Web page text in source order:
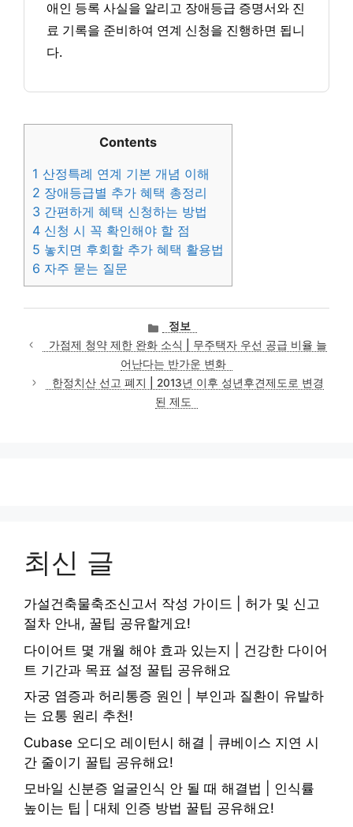
애인 등록 사실을 알리고 장애등급 증명서와 진
료 기록을 준비하여 연계 신청을 진행하면 됩니
다.
Contents
1 산정특례 연계 기본 개념 이해
2 장애등급별 추가 혜택 총정리
3 간편하게 혜택 신청하는 방법
4 신청 시 꼭 확인해야 할 점
5 놓치면 후회할 추가 혜택 활용법
6 자주 묻는 질문
카
테
고
리
정보
가점제 청약 제한 완화 소식 | 무주택자 우선 공급 비율 늘
어난다는 반가운 변화
한정치산 선고 폐지 | 2013년 이후 성년후견제도로 변경
된 제도
최신 글
가설건축물축조신고서 작성 가이드 | 허가 및 신고
절차 안내, 꿀팁 공유할게요!
다이어트 몇 개월 해야 효과 있는지 | 건강한 다이어
트 기간과 목표 설정 꿀팁 공유해요
자궁 염증과 허리통증 원인 | 부인과 질환이 유발하
는 요통 원리 추천!
Cubase 오디오 레이턴시 해결 | 큐베이스 지연 시
간 줄이기 꿀팁 공유해요!
모바일 신분증 얼굴인식 안 될 때 해결법 | 인식률
높이는 팁 | 대체 인증 방법 꿀팁 공유해요!